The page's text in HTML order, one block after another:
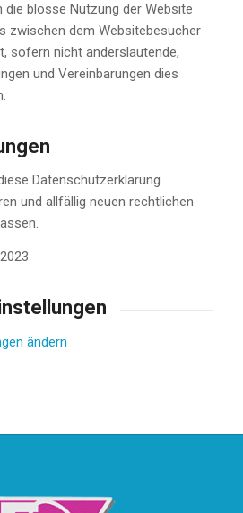
die blosse Nutzung der Website
zwischen dem Websitebesucher
sofern nicht anderslautende,
und Vereinbarungen dies
Datenschutzerklärung
und allfällig neuen rechtlichen
ändern